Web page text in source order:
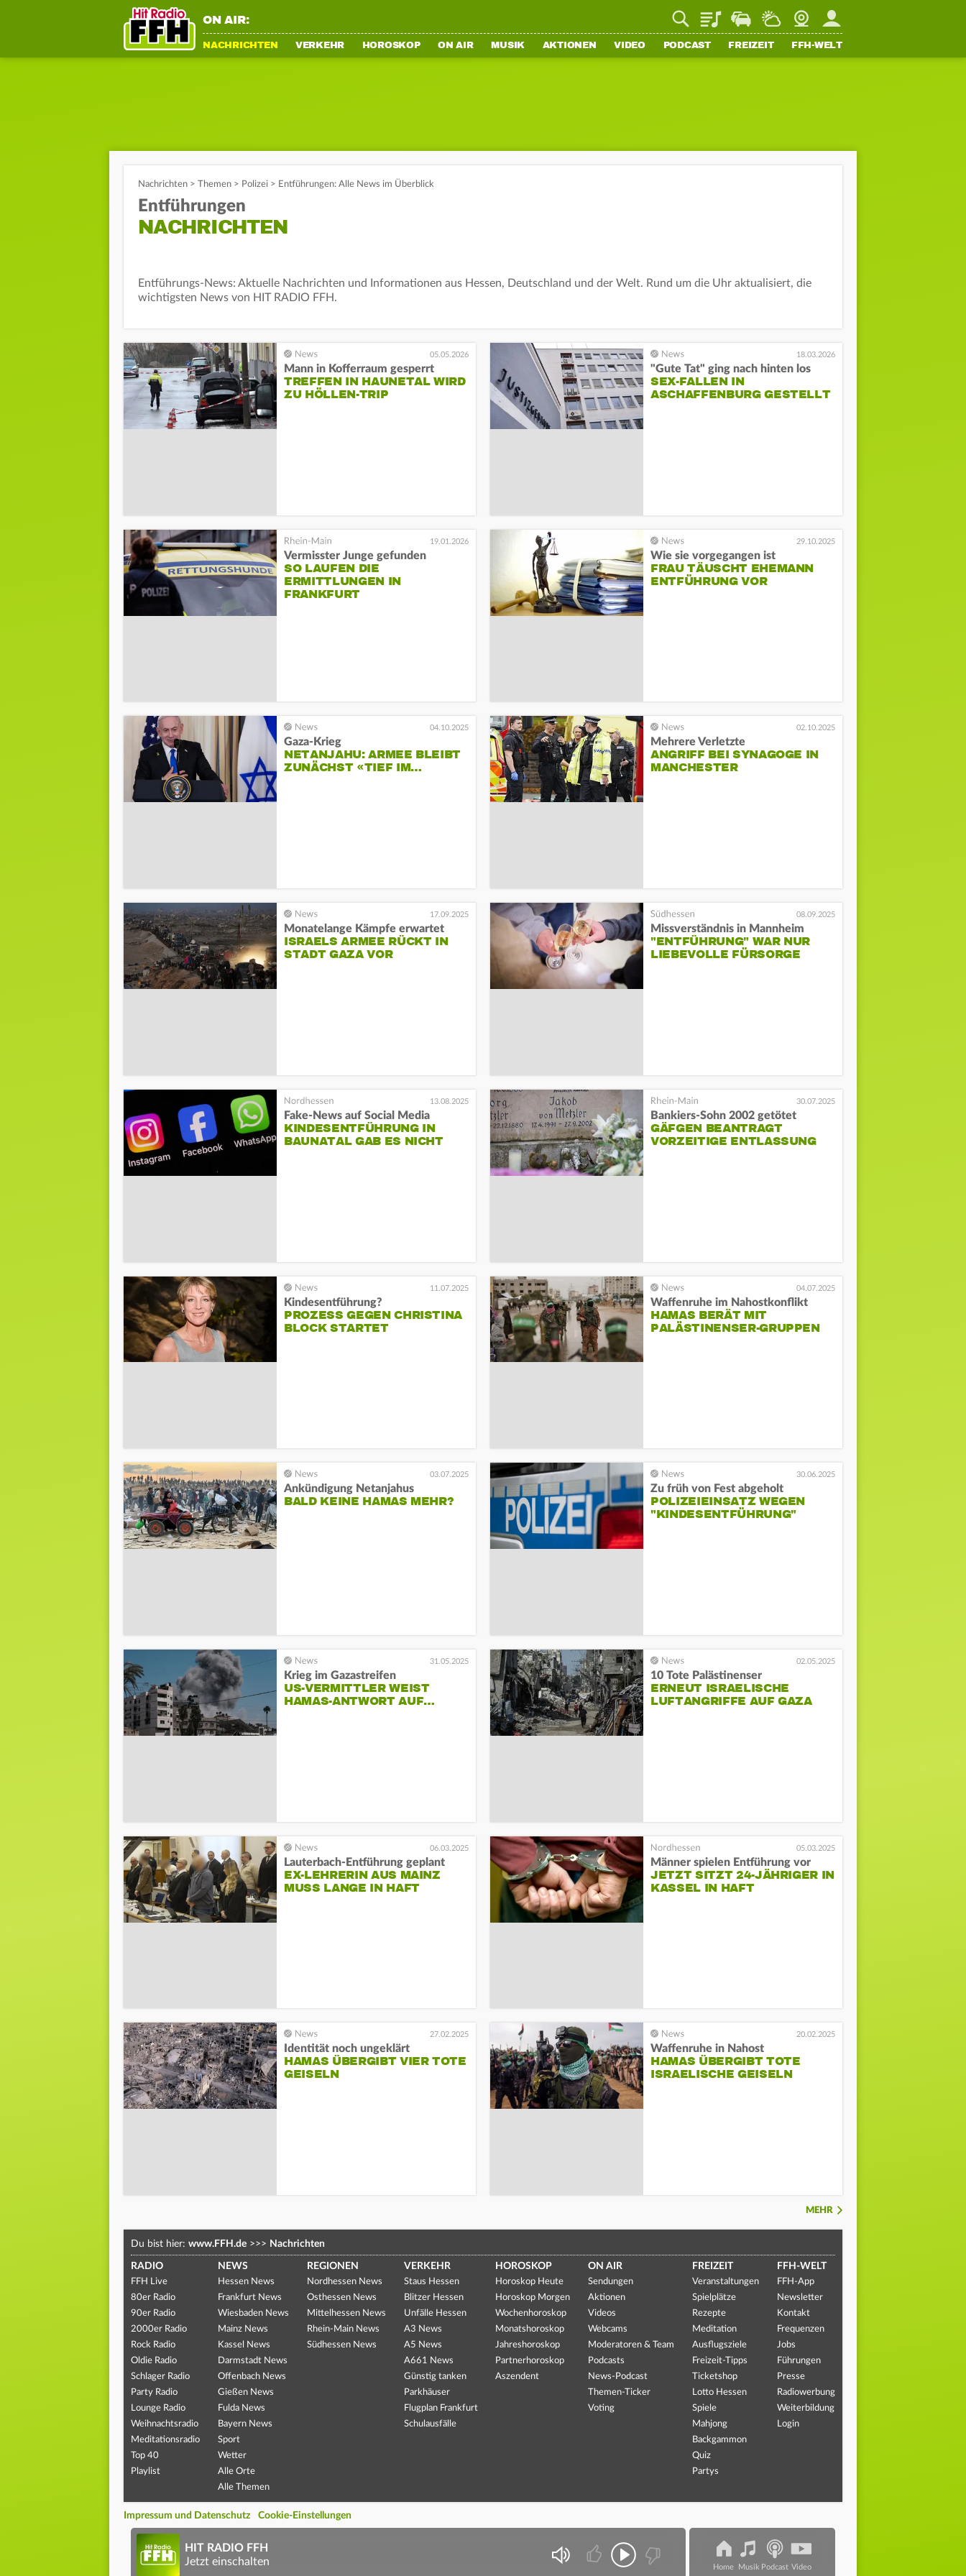
ON AIR: PlaylistStaupilotWetterWebcamMein FFH
NACHRICHTEN VERKEHR HOROSKOP ON AIR MUSIK AKTIONEN VIDEO PODCAST FREIZEIT FFH-WELT
Nachrichten > Themen > Polizei > Entführungen: Alle News im Überblick
Entführungen
NACHRICHTEN
Entführungs-News: Aktuelle Nachrichten und Informationen aus Hessen, Deutschland und der Welt. Rund um die Uhr aktualisiert, die
wichtigsten News von HIT RADIO FFH.
05.05.2026
Mann in Kofferraum gesperrt
TREFFEN IN HAUNETAL WIRD
ZU HÖLLEN-TRIP
18.03.2026
"Gute Tat" ging nach hinten los
SEX-FALLEN IN
ASCHAFFENBURG GESTELLT
19.01.2026
Vermisster Junge gefunden
SO LAUFEN DIE
ERMITTLUNGEN IN
FRANKFURT
29.10.2025
Wie sie vorgegangen ist
FRAU TÄUSCHT EHEMANN
ENTFÜHRUNG VOR
04.10.2025
Gaza-Krieg
NETANJAHU: ARMEE BLEIBT
ZUNÄCHST «TIEF IM…
02.10.2025
Mehrere Verletzte
ANGRIFF BEI SYNAGOGE IN
MANCHESTER
17.09.2025
Monatelange Kämpfe erwartet
ISRAELS ARMEE RÜCKT IN
STADT GAZA VOR
08.09.2025
Missverständnis in Mannheim
"ENTFÜHRUNG" WAR NUR
LIEBEVOLLE FÜRSORGE
13.08.2025
Fake-News auf Social Media
KINDESENTFÜHRUNG IN
BAUNATAL GAB ES NICHT
30.07.2025
Bankiers-Sohn 2002 getötet
GÄFGEN BEANTRAGT
VORZEITIGE ENTLASSUNG
11.07.2025
Kindesentführung?
PROZESS GEGEN CHRISTINA
BLOCK STARTET
04.07.2025
Waffenruhe im Nahostkonflikt
HAMAS BERÄT MIT
PALÄSTINENSER-GRUPPEN
03.07.2025
Ankündigung Netanjahus
BALD KEINE HAMAS MEHR?
30.06.2025
Zu früh von Fest abgeholt
POLIZEIEINSATZ WEGEN
"KINDESENTFÜHRUNG"
31.05.2025
Krieg im Gazastreifen
US-VERMITTLER WEIST
HAMAS-ANTWORT AUF…
02.05.2025
10 Tote Palästinenser
ERNEUT ISRAELISCHE
LUFTANGRIFFE AUF GAZA
06.03.2025
Lauterbach-Entführung geplant
EX-LEHRERIN AUS MAINZ
MUSS LANGE IN HAFT
05.03.2025
Männer spielen Entführung vor
JETZT SITZT 24-JÄHRIGER IN
KASSEL IN HAFT
27.02.2025
Identität noch ungeklärt
HAMAS ÜBERGIBT VIER TOTE
GEISELN
20.02.2025
Waffenruhe in Nahost
HAMAS ÜBERGIBT TOTE
ISRAELISCHE GEISELN
MEHR
Du bist hier: www.FFH.de >>> Nachrichten
RADIO
FFH Live
80er Radio
90er Radio
2000er Radio
Rock Radio
Oldie Radio
Schlager Radio
Party Radio
Lounge Radio
Weihnachtsradio
Meditationsradio
Top 40
Playlist
NEWS
Hessen News
Frankfurt News
Wiesbaden News
Mainz News
Kassel News
Darmstadt News
Offenbach News
Gießen News
Fulda News
Bayern News
Sport
Wetter
Alle Orte
Alle Themen
REGIONEN
Nordhessen News
Osthessen News
Mittelhessen News
Rhein-Main News
Südhessen News
VERKEHR
Staus Hessen
Blitzer Hessen
Unfälle Hessen
A3 News
A5 News
A661 News
Günstig tanken
Parkhäuser
Flugplan Frankfurt
Schulausfälle
HOROSKOP
Horoskop Heute
Horoskop Morgen
Wochenhoroskop
Monatshoroskop
Jahreshoroskop
Partnerhoroskop
Aszendent
ON AIR
Sendungen
Aktionen
Videos
Webcams
Moderatoren & Team
Podcasts
News-Podcast
Themen-Ticker
Voting
FREIZEIT
Veranstaltungen
Spielplätze
Rezepte
Meditation
Ausflugsziele
Freizeit-Tipps
Ticketshop
Lotto Hessen
Spiele
Mahjong
Backgammon
Quiz
Partys
FFH-WELT
FFH-App
Newsletter
Kontakt
Frequenzen
Jobs
Führungen
Presse
Radiowerbung
Weiterbildung
Login
Impressum und Datenschutz Cookie-Einstellungen
HIT RADIO FFH
Jetzt einschalten
Home Musik Podcast Video